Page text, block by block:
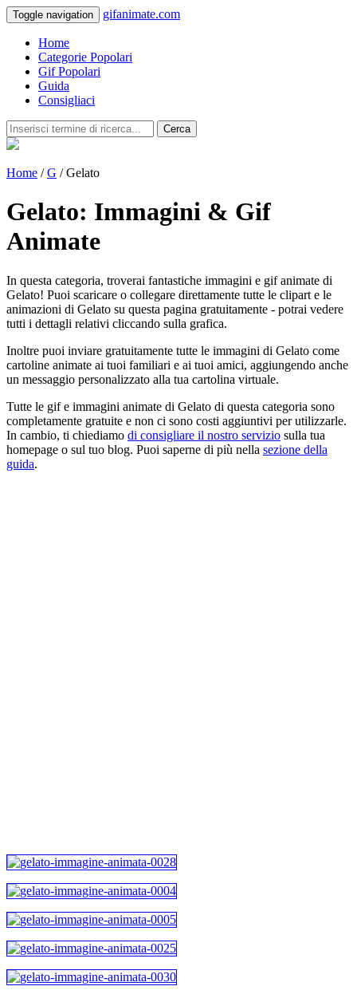
Toggle navigation gifanimate.com
Home
Categorie Popolari
Gif Popolari
Guida
Consigliaci
Cerca
Home /G / Gelato
Gelato: Immagini & Gif
Animate
In questa categoria, troverai fantastiche immagini e gif animate di
Gelato! Puoi scaricare o collegare direttamente tutte le clipart e le
animazioni di Gelato su questa pagina gratuitamente - potrai vedere
tutti i dettagli relativi cliccando sulla grafica.
Inoltre puoi inviare gratuitamente tutte le immagini di Gelato come
cartoline animate ai tuoi familiari e ai tuoi amici, aggiungendo anche
un messaggio personalizzato alla tua cartolina virtuale.
Tutte le gif e immagini animate di Gelato di questa categoria sono
completamente gratuite e non ci sono costi aggiuntivi per utilizzarle.
In cambio, ti chiediamo di consigliare il nostro servizio sulla tua
homepage o sul tuo blog. Puoi saperne di più nella sezione della
guida.